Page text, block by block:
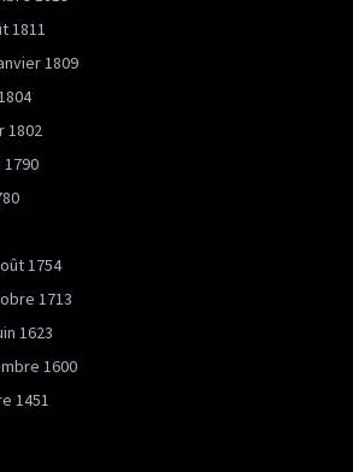
1811
1809
1802
1754
1713
1623
1600
1451